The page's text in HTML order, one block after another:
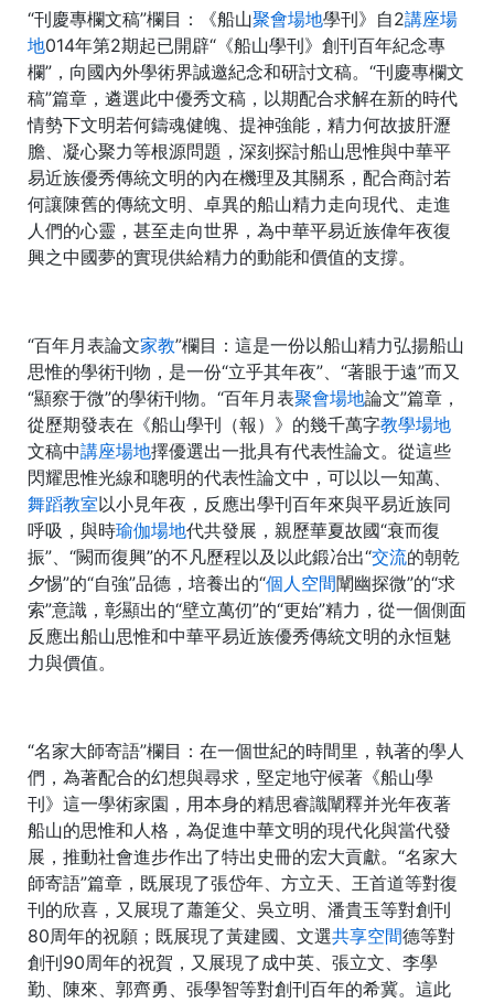
“刊慶專欄文稿”欄目：《船山聚會場地學刊》自2講座場
地014年第2期起已開辟“《船山學刊》創刊百年紀念專
欄”，向國內外學術界誠邀紀念和研討文稿。“刊慶專欄文
稿”篇章，遴選此中優秀文稿，以期配合求解在新的時代
情勢下文明若何鑄魂健魄、提神強能，精力何故披肝瀝
膽、凝心聚力等根源問題，深刻探討船山思惟與中華平
易近族優秀傳統文明的內在機理及其關系，配合商討若
何讓陳舊的傳統文明、卓異的船山精力走向現代、走進
人們的心靈，甚至走向世界，為中華平易近族偉年夜復
興之中國夢的實現供給精力的動能和價值的支撐。
“百年月表論文家教”欄目：這是一份以船山精力弘揚船山
思惟的學術刊物，是一份“立乎其年夜”、“著眼于遠”而又
“顯察于微”的學術刊物。“百年月表聚會場地論文”篇章，
從歷期發表在《船山學刊（報）》的幾千萬字教學場地
文稿中講座場地擇優選出一批具有代表性論文。從這些
閃耀思惟光線和聰明的代表性論文中，可以以一知萬、
舞蹈教室以小見年夜，反應出學刊百年來與平易近族同
呼吸，與時瑜伽場地代共發展，親歷華夏故國“衰而復
振”、“闕而復興”的不凡歷程以及以此鍛冶出“交流的朝乾
夕惕”的“自強”品德，培養出的“個人空間闡幽探微”的“求
索”意識，彰顯出的“壁立萬仞”的“更始”精力，從一個側面
反應出船山思惟和中華平易近族優秀傳統文明的永恒魅
力與價值。
“名家大師寄語”欄目：在一個世紀的時間里，執著的學人
們，為著配合的幻想與尋求，堅定地守候著《船山學
刊》這一學術家園，用本身的精思睿識闡釋并光年夜著
船山的思惟和人格，為促進中華文明的現代化與當代發
展，推動社會進步作出了特出史冊的宏大貢獻。“名家大
師寄語”篇章，既展現了張岱年、方立天、王首道等對復
刊的欣喜，又展現了蕭箑父、吳立明、潘貴玉等對創刊
80周年的祝願；既展現了黃建國、文選共享空間德等對
創刊90周年的祝賀，又展現了成中英、張立文、李學
勤、陳來、郭齊勇、張學智等對創刊百年的希冀。這此